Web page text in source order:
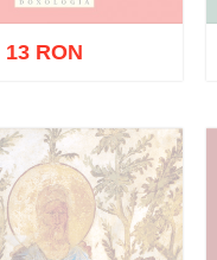
13 RON